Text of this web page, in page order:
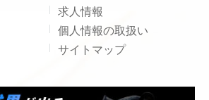
求人情報
個人情報の取扱い
サイトマップ